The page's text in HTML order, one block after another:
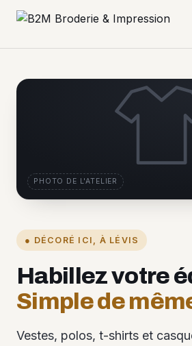
● DÉCORÉ ICI, À LÉVIS
Habillez votre
Simple de
Vestes, polos, t-shirts et
PHOTO DE L'ATELIER